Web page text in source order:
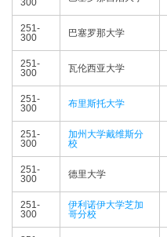
300
251-
300
巴塞罗那大学
251-
300
瓦伦西亚大学
251-
300
布里斯托大学
251-
300
加州大学戴维斯分
校
251-
300
德里大学
251-
300
伊利诺伊大学芝加
哥分校